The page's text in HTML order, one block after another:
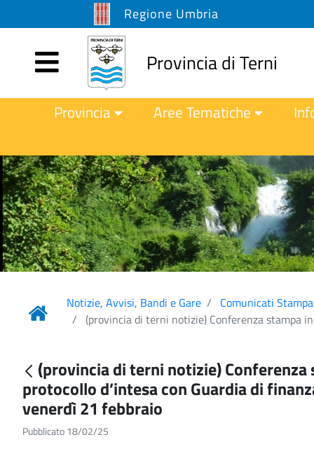
Regione Umbria
Provincia di Terni
Provincia Aree Tematiche
Notizie, Avvisi, Bandi e Gare
Comunicati Stampa
(provincia di terni notizie) Conferenza stampa
(provincia di terni notizie)
protocollo d’intesa con Guardia di
venerdì 21 febbraio
Pubblicato 18/02/25